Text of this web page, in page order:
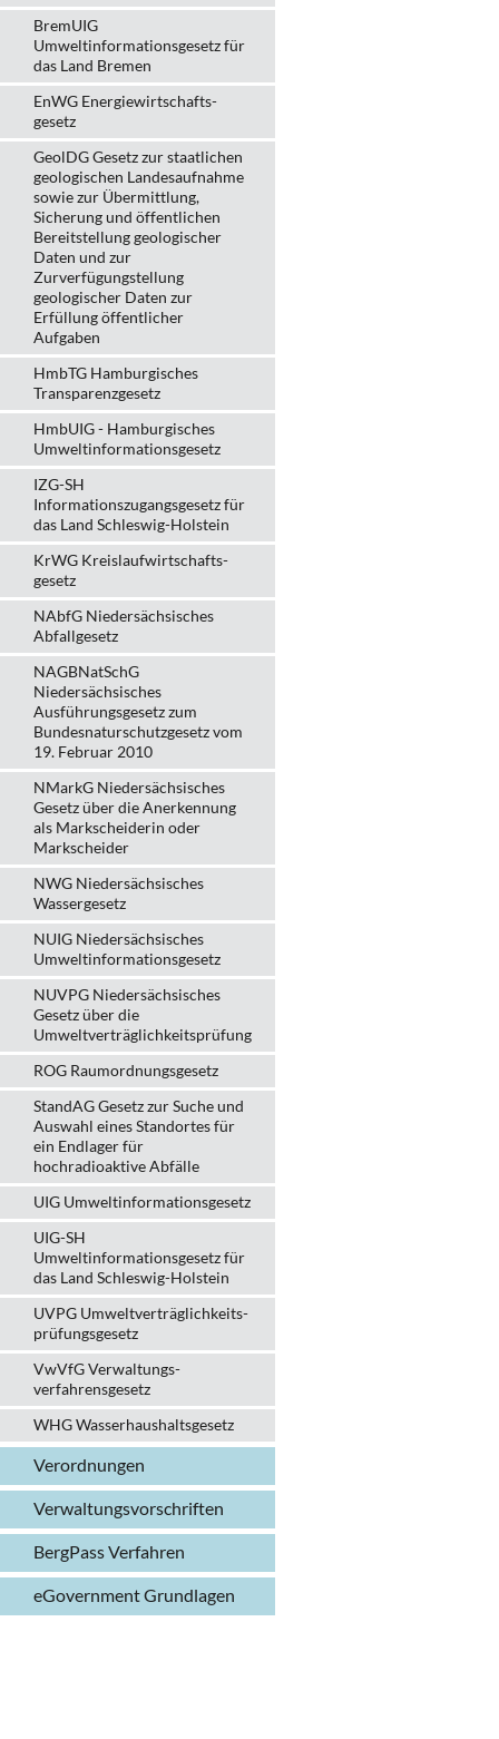
BremUIG
Umweltinformationsgesetz für
das Land Bremen
EnWG Energiewirtschafts-
gesetz
GeolDG Gesetz zur staatlichen
geologischen Landesaufnahme
sowie zur Übermittlung,
Sicherung und öffentlichen
Bereitstellung geologischer
Daten und zur
Zurverfügungstellung
geologischer Daten zur
Erfüllung öffentlicher
Aufgaben
HmbTG Hamburgisches
Transparenzgesetz
HmbUIG - Hamburgisches
Umweltinformationsgesetz
IZG-SH
Informationszugangsgesetz für
das Land Schleswig-Holstein
KrWG Kreislaufwirtschafts­
gesetz
NAbfG Niedersächsisches
Abfallgesetz
NAGBNatSchG
Niedersächsisches
Ausführungsgesetz zum
Bundesnaturschutzgesetz vom
19. Februar 2010
NMarkG Niedersächsisches
Gesetz über die Anerkennung
als Markscheiderin oder
Markscheider
NWG Niedersächsisches
Wassergesetz
NUIG Niedersächsisches
Umweltinformationsgesetz
NUVPG Niedersächsisches
Gesetz über die
Umweltverträglichkeitsprüfung
ROG Raumordnungsgesetz
StandAG Gesetz zur Suche und
Auswahl eines Standortes für
ein Endlager für
hochradioaktive Abfälle
UIG Umweltinformationsgesetz
UIG-SH
Umweltinformationsgesetz für
das Land Schleswig-Holstein
UVPG Umweltverträglich­keits­
prüfungs­gesetz
VwVfG Verwaltungs­
verfahrens­gesetz
WHG Wasserhaushalts­gesetz
Verordnungen
Verwaltungs­vorschriften
BergPass Verfahren
eGovernment Grundlagen